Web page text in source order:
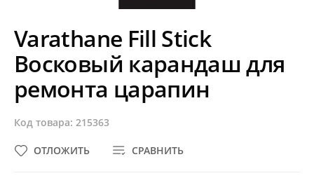
Varathane Fill Stick
Восковый карандаш для
ремонта царапин
Код товара: 215363
СРАВНИТЬ
ОТЛОЖИТЬ